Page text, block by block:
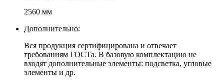
2560 мм
Дополнительно:
Вся продукция сертифицирована и отвечает
требованиям ГОСТа. В базовую комплектацию не
входят дополнительные элементы: подсветка, угловые
элементы и др.